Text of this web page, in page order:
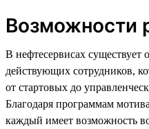
Возможности
В нефтесервисах существует
действующих сотрудников,
от стартовых до
Благодаря программам
каждый имеет возможность